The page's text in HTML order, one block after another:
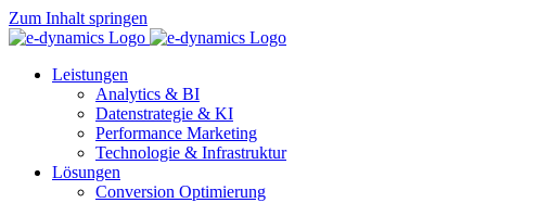
Zum Inhalt springen
Leistungen
Analytics & BI
Datenstrategie & KI
Performance Marketing
Technologie & Infrastruktur
Lösungen
Conversion Optimierung